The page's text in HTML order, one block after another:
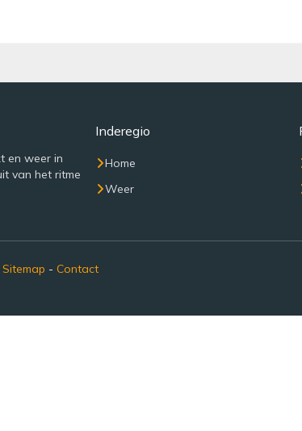
en weer in
van het ritme
Inderegio
Home
Weer
Sitemap - Contact